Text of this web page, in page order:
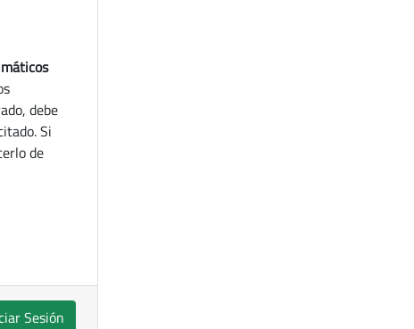
debe
Si
de
Sesión